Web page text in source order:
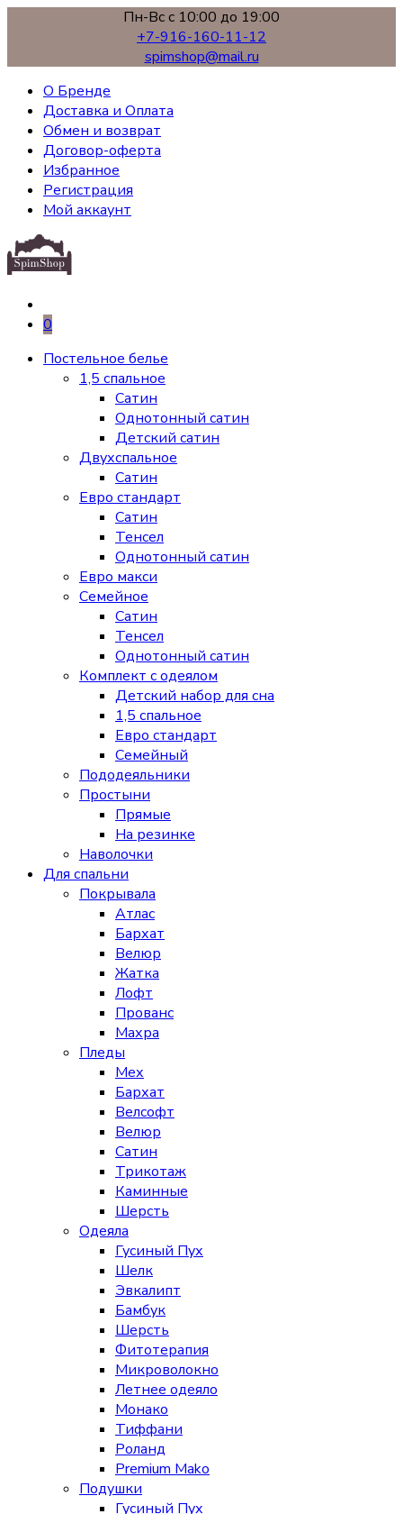
Пн-Вс с 10:00 до 19:00
+7-916-160-11-12
spimshop@mail.ru
О Бренде
Доставка и Оплата
Обмен и возврат
Договор-оферта
Избранное
Регистрация
Мой аккаунт
0
Постельное белье
1,5 спальное
Сатин
Однотонный сатин
Детский сатин
Двухспальное
Сатин
Евро стандарт
Сатин
Тенсел
Однотонный сатин
Евро макси
Семейное
Сатин
Тенсел
Однотонный сатин
Комплект с одеялом
Детский набор для сна
1,5 спальное
Евро стандарт
Семейный
Пододеяльники
Простыни
Прямые
На резинке
Наволочки
Для спальни
Покрывала
Атлас
Бархат
Велюр
Жатка
Лофт
Прованс
Махра
Пледы
Мех
Бархат
Велсофт
Велюр
Сатин
Трикотаж
Каминные
Шерсть
Одеяла
Гусиный Пух
Шелк
Эвкалипт
Бамбук
Шерсть
Фитотерапия
Микроволокно
Летнее одеяло
Монако
Тиффани
Роланд
Premium Mako
Подушки
Гусиный Пух